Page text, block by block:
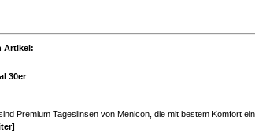
Artikel:
30er
Premium Tageslinsen von Menicon, die mit bestem Komfort